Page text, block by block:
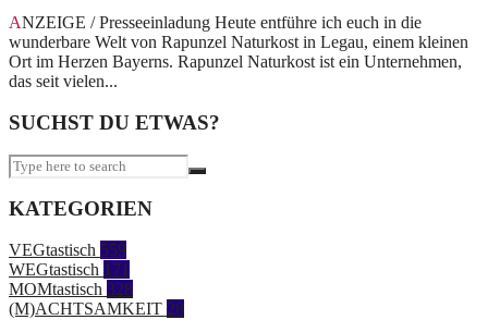
ANZEIGE / Presseeinladung Heute entführe ich euch in die
wunderbare Welt von Rapunzel Naturkost in Legau, einem kleinen
Ort im Herzen Bayerns. Rapunzel Naturkost ist ein Unternehmen,
das seit vielen...
SUCHST DU ETWAS?
KATEGORIEN
VEGtastisch 559
WEGtastisch 171
MOMtastisch 328
(M)ACHTSAMKEIT 28